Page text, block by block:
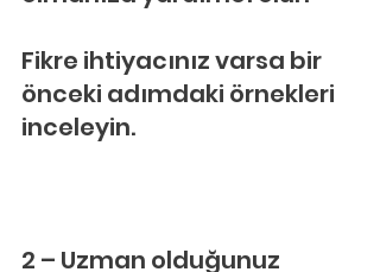
Fikre ihtiyacınız varsa bir
önceki adımdaki örnekleri
inceleyin.
2 – Uzman olduğunuz